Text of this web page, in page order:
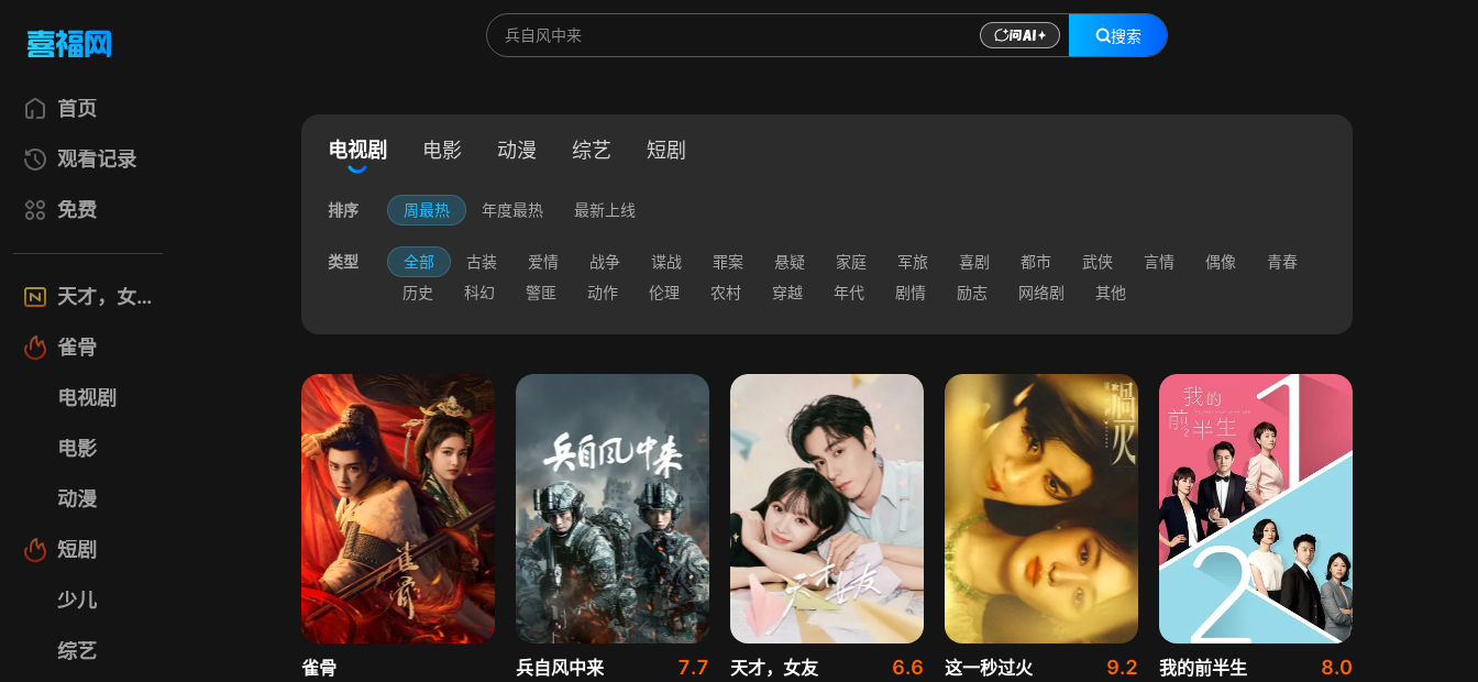
搜索
首页
观看记录
免费
天才，女友
雀骨
电视剧
电影
动漫
短剧
少儿
综艺
电视剧 电影 动漫 综艺 短剧
排序 周最热 年度最热 最新上线
类型 全部 古装 爱情 战争 谍战 罪案 悬疑 家庭 军旅 喜剧 都市 武侠 言情 偶像
青春
历史
科幻 警匪 动作 伦理 农村 穿越 年代 剧情 励志 网络剧 其他
雀骨 兵自风中来 7.7 天才，女友 6.6 这一秒过火 9.2 我的前半生 8.0